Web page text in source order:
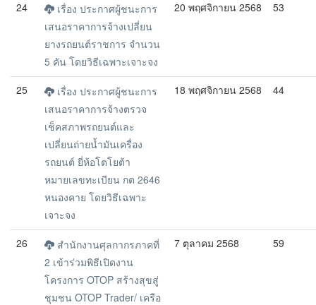
24
เรื่อง ประกาศผู้ชนะการ
เสนอราคาการจ้างเปลี่ยน
ยางรถยนต์ราชการ จำนวน
5 คัน โดยวิธีเฉพาะเจาะจง
20 พฤศจิกายน 2568 53
25
เรื่อง ประกาศผู้ชนะการ
เสนอราคาการจ้างตรวจ
เช็คสภาพรถยนต์และ
เปลี่ยนถ่ายน้ำมันเครื่อง
รถยนต์ ยี่ห้อโตโยต้า
หมายเลขทะเบียน กต 2646
หนองคาย โดยวิธีเฉพาะ
เจาะจง
18 พฤศจิกายน 2568 44
26
สำนักงานศุลกากรภาคที่
2 เข้าร่วมพิธีเปิดงาน
โครงการ OTOP สร้างสุขสู่
ชุมชน OTOP Trader/ เครือ
7 ตุลาคม 2568 59